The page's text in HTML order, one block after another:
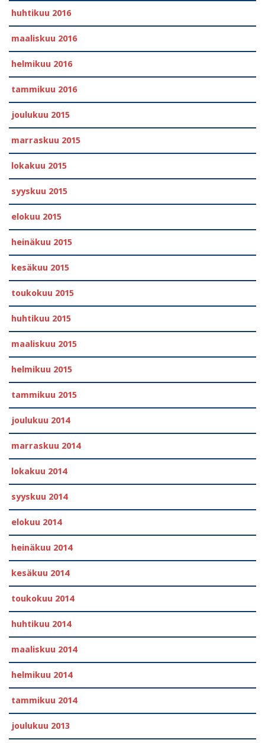
huhtikuu 2016
maaliskuu 2016
helmikuu 2016
tammikuu 2016
joulukuu 2015
marraskuu 2015
lokakuu 2015
syyskuu 2015
elokuu 2015
heinäkuu 2015
kesäkuu 2015
toukokuu 2015
huhtikuu 2015
maaliskuu 2015
helmikuu 2015
tammikuu 2015
joulukuu 2014
marraskuu 2014
lokakuu 2014
syyskuu 2014
elokuu 2014
heinäkuu 2014
kesäkuu 2014
toukokuu 2014
huhtikuu 2014
maaliskuu 2014
helmikuu 2014
tammikuu 2014
joulukuu 2013